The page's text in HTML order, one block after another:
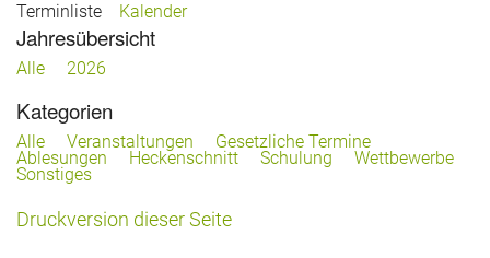
Wir im Verein
Vereinsheim
Freie Gärten
Downloads und Links
Terminliste Kalender
Jahresübersicht
Alle 2026
Kategorien
Alle Veranstaltungen Gesetzliche Termine
Ablesungen Heckenschnitt Schulung Wettbewerbe
Sonstiges
Druckversion dieser Seite